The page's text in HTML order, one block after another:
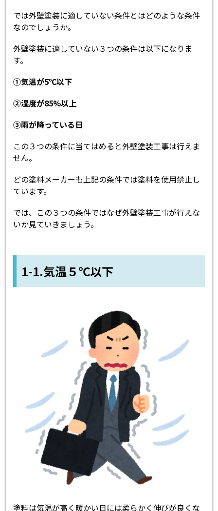
では外壁塗装に適していない条件とはどのような条件
なのでしょうか。
外壁塗装に適していない３つの条件は以下になりま
す。
①気温が5℃以下
②湿度が85%以上
③雨が降っている日
この３つの条件に当てはめると外壁塗装工事は行えま
せん。
どの塗料メーカーも上記の条件では塗料を使用禁止し
ています。
では、この３つの条件ではなぜ外壁塗装工事が行えな
いか見ていきましょう。
1-1.気温５℃以下
塗料は気温が高く暖かい日には柔らかく伸びが良くな